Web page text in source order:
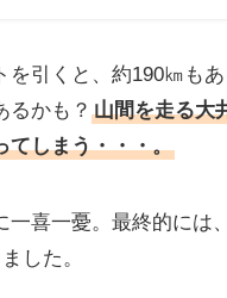
を引くと、約190㎞も
るかも？ 山間を走る大
てしまう・・・。
喜一憂。最終的には
した。